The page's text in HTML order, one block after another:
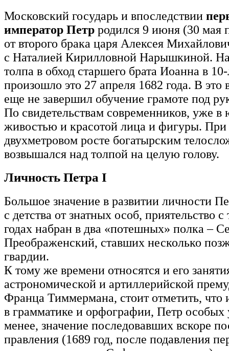
Московский государь и впоследствии
император Петр родился 9 июня (30 мая
от второго брака царя Алексея
с Наталией Кирилловной Нарышкиной.
толпа в обход старшего брата Иоанна в
произошло это 27 апреля 1682 года. В
еще не завершил обучение грамоте под
По свидетельствам современников, уже
живостью и красотой лица и фигуры. При
двухметровом росте богатырским
возвышался над толпой на целую голову.
Личность Петра I
Большое значение в развитии личности
с детства от знатных особ, приятельство
годах набран в два «потешных» полка –
Преображенский, ставших несколько
гвардии.
К тому же времени относятся и его
астрономической и артиллерийской
Франца Тиммермана, стоит отметить, что
в грамматике и орфографии, Петр особых
менее, значение последовавших вскоре
правления (1689 год, после подавления